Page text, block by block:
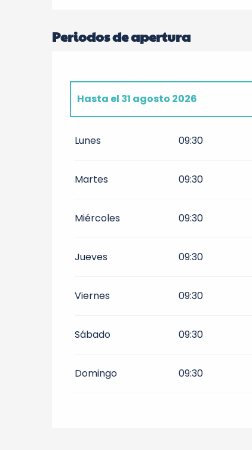
Periodos de apertura
31 marzo 2026
Hasta el 31 agosto 2026
Lunes 09:30
Martes 09:30
Miércoles 09:30
Jueves 09:30
Viernes 09:30
Sábado 09:30
Domingo 09:30